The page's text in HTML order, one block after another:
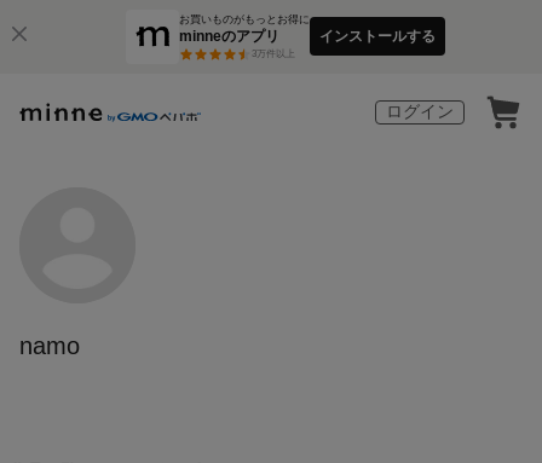
お買いものがもっとお得に
minneのアプリ
3万件以上
インストールする
ログイン
namo